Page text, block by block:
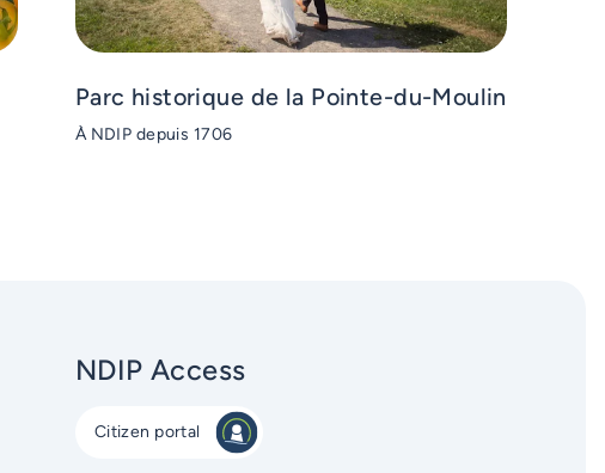
Parc historique de la Pointe-du-Moulin
À NDIP depuis 1706
NDIP Access
Citizen portal